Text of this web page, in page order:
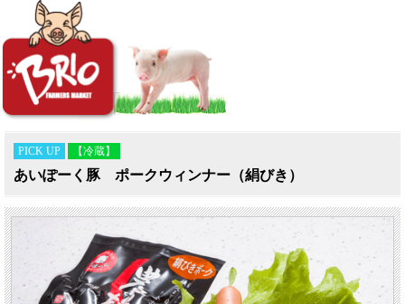
PICK UP 【冷蔵】
あいぽーく豚 ポークウィンナー（絹びき）